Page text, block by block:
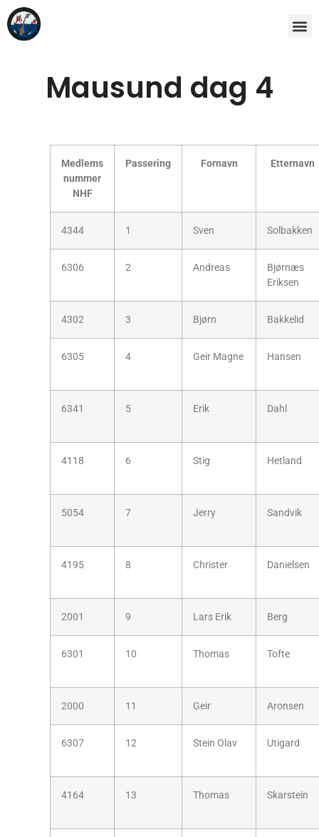
Mausund dag 4
Medlems
nummer
NHF
Passering Fornavn Etternavn
4344 1 Sven Solbakken
6306 2 Andreas
Bjørnæs
Eriksen
4302 3 Bjørn Bakkelid
6305 4 Geir Magne Hansen
6341 5 Erik Dahl
4118 6 Stig Hetland
5054 7 Jerry Sandvik
4195 8 Christer Danielsen
2001 9 Lars Erik Berg
6301 10 Thomas Tofte
2000 11 Geir Aronsen
6307 12 Stein Olav Utigard
4164 13 Thomas Skarstein